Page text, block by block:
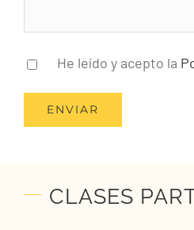
He leído y acepto la
CLASES